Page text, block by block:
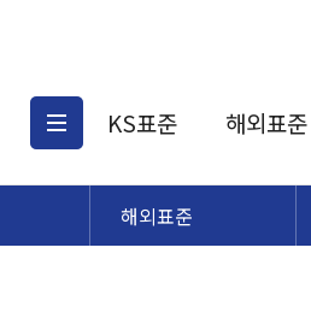
KS표준
KS표준검색
해외표준
해외표준검색
해외표준